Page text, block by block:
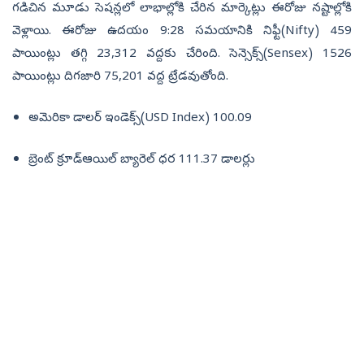
గడిచిన మూడు సెషన్లలో లాభాల్లోకి చేరిన మార్కెట్లు ఈరోజు నష్టాల్లోకి
వెళ్లాయి. ఈరోజు ఉదయం 9:28 సమయానికి నిఫ్టీ(Nifty) 459
పాయింట్లు తగ్గి 23,312 వద్దకు చేరింది. సెన్సెక్స్‌(Sensex) 1526
పాయింట్లు దిగజారి 75,201 వద్ద ట్రేడవుతోంది.
అమెరికా డాలర్‌ ఇండెక్స్‌(USD Index) 100.09
బ్రెంట్‌ క్రూడ్‌ఆయిల్‌ బ్యారెల్‌ ధర 111.37 డాలర్లు